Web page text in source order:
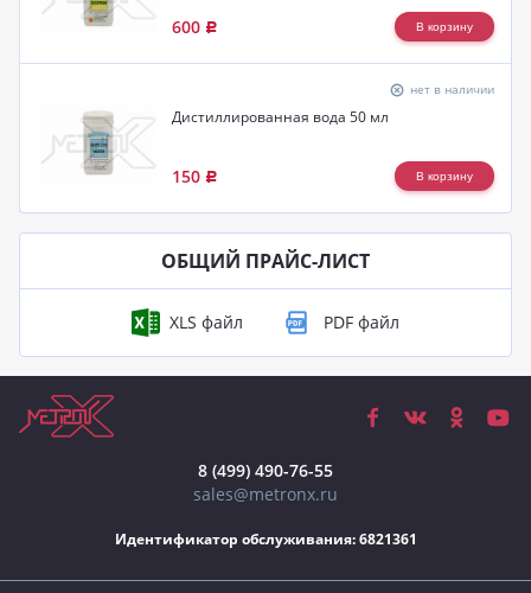
600 Р
нет в наличии
Дистиллированная вода 50 мл
150 Р
ОБЩИЙ ПРАЙС-ЛИСТ
8 (499) 490-76-55
sales@metronx.ru
Идентификатор обслуживания: 6821361